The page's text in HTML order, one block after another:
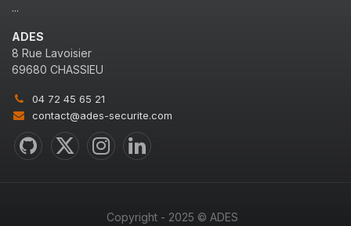
...
ADES
8 Rue Lavoisier
69680 CHASSIEU
04 72 45 65 21
contact@ades-securite.com
Copyright - 2025 © ADES